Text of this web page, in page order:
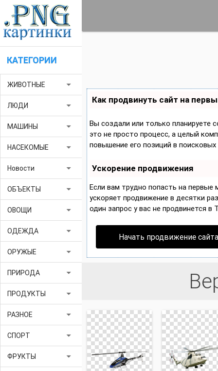
КАТЕГОРИИ
ЖИВОТНЫЕ arrow_drop_down
ЛЮДИ arrow_drop_down
МАШИНЫ arrow_drop_down
НАСЕКОМЫЕ arrow_drop_down
Новости arrow_drop_down
ОБЪЕКТЫ arrow_drop_down
ОВОЩИ arrow_drop_down
ОДЕЖДА arrow_drop_down
ОРУЖЫЕ arrow_drop_down
ПРИРОДА arrow_drop_down
ПРОДУКТЫ arrow_drop_down
РАЗНОЕ arrow_drop_down
СПОРТ arrow_drop_down
ФРУКТЫ arrow_drop_down
Как продвинуть сайт на
Вы создали или только планируете
это не просто процесс, а целый
повышение его позиций в поисковых
Ускорение продвижения
Если вам трудно попасть на первые
ускоряет продвижение в десятки
один запрос у вас не продвинется в
Начать продвижение сайта